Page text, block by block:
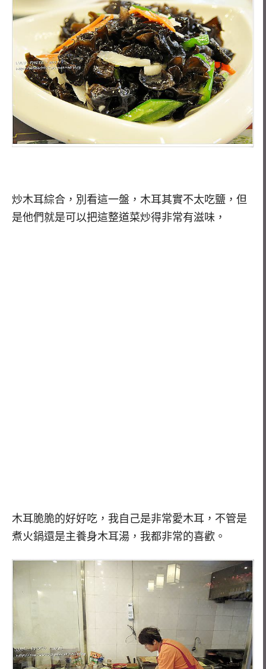
炒木耳綜合，別看這一盤，木耳其實不太吃鹽，但
是他們就是可以把這整道菜炒得非常有滋味，
木耳脆脆的好好吃，我自己是非常愛木耳，不管是
煮火鍋還是主養身木耳湯，我都非常的喜歡。